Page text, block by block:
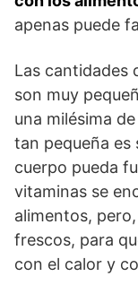
apenas puede
Las cantidades
son muy
una milésima
tan pequeña es
cuerpo pueda
vitaminas se
alimentos,
frescos, para
con el calor y